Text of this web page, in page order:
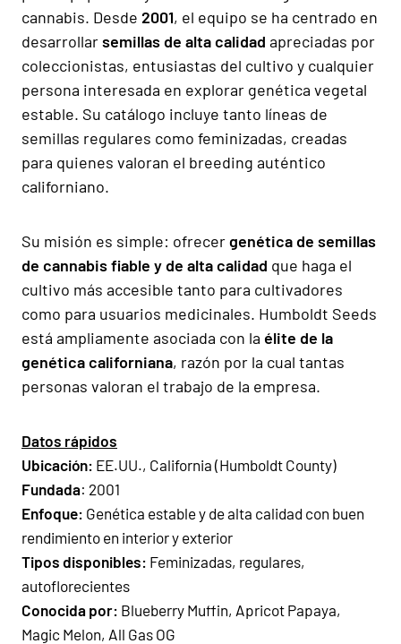
cannabis. Desde 2001, el equipo se ha centrado en
desarrollarsemillas de alta calidad apreciadas por
coleccionistas, entusiastas del cultivo y cualquier
persona interesada en explorar genética vegetal
estable. Su catálogo incluye tanto líneas de
semillas regulares como feminizadas, creadas
para quienes valoran el breeding auténtico
californiano.
Su misión es simple: ofrecergenética de semillas
de cannabis fiable y de alta calidad que haga el
cultivo más accesible tanto para cultivadores
como para usuarios medicinales. Humboldt Seeds
está ampliamente asociada con la élite de la
genética californiana, razón por la cual tantas
personas valoran el trabajo de la empresa.
Datos rápidos
Ubicación: EE.UU., California (Humboldt County)
Fundada: 2001
Enfoque: Genética estable y de alta calidad con buen
rendimiento en interior y exterior
Tipos disponibles: Feminizadas, regulares,
autoflorecientes
Conocida por: Blueberry Muffin, Apricot Papaya,
Magic Melon, All Gas OG